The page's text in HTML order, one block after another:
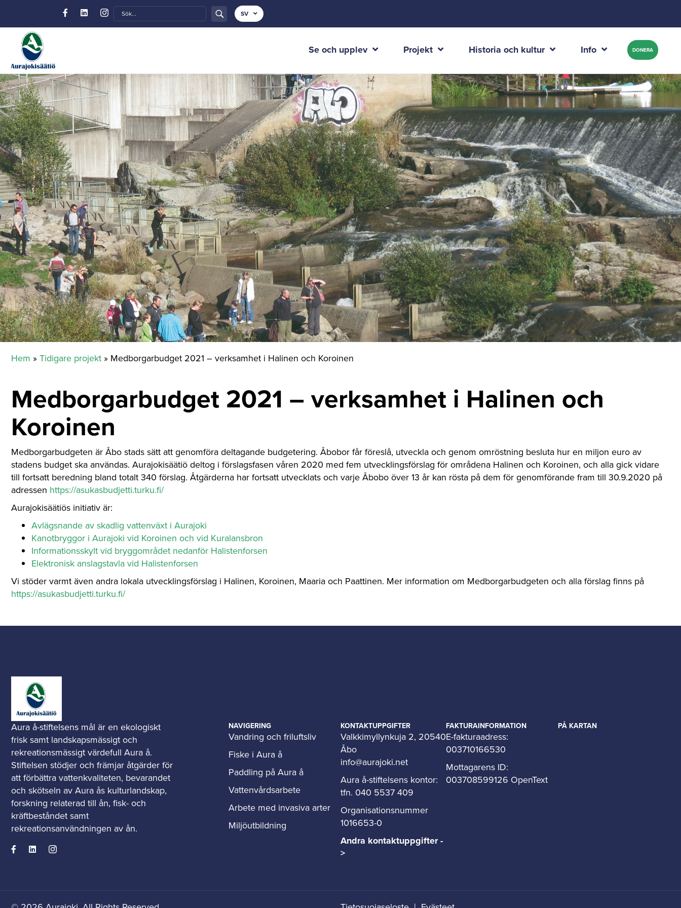
SV
Se och upplev Projekt Historia och kultur Info DONERA
Hem »Tidigare projekt» Medborgarbudget 2021 – verksamhet i Halinen och Koroinen
Medborgarbudget 2021 – verksamhet i Halinen och
Koroinen
Medborgarbudgeten är Åbo stads sätt att genomföra deltagande budgetering. Åbobor får föreslå, utveckla och genom omröstning besluta hur en miljon euro av
stadens budget ska användas. Aurajokisäätiö deltog i förslagsfasen våren 2020 med fem utvecklingsförslag för områdena Halinen och Koroinen, och alla gick vidare
till fortsatt beredning bland totalt 340 förslag. Åtgärderna har fortsatt utvecklats och varje Åbobo över 13 år kan rösta på dem för genomförande fram till 30.9.2020 på
adressen https://asukasbudjetti.turku.fi/
Aurajokisäätiös initiativ är:
Avlägsnande av skadlig vattenväxt i Aurajoki
Kanotbryggor i Aurajoki vid Koroinen och vid Kuralansbron
Informationsskylt vid bryggområdet nedanför Halistenforsen
Elektronisk anslagstavla vid Halistenforsen
Vi stöder varmt även andra lokala utvecklingsförslag i Halinen, Koroinen, Maaria och Paattinen. Mer information om Medborgarbudgeten och alla förslag finns på
https://asukasbudjetti.turku.fi/
Aura å-stiftelsens mål är en ekologiskt
frisk samt landskapsmässigt och
rekreationsmässigt värdefull Aura å.
Stiftelsen stödjer och främjar åtgärder för
att förbättra vattenkvaliteten, bevarandet
och skötseln av Aura ås kulturlandskap,
forskning relaterad till ån, fisk- och
kräftbeståndet samt
rekreationsanvändningen av ån.
NAVIGERING
Vandring och friluftsliv
Fiske i Aura å
Paddling på Aura å
Vattenvårdsarbete
Arbete med invasiva arter
Miljöutbildning
KONTAKTUPPGIFTER
Valkkimyllynkuja 2, 20540
Åbo
info@aurajoki.net
Aura å-stiftelsens kontor:
tfn. 040 5537 409
Organisationsnummer
1016653-0
Andra kontaktuppgifter -
>
FAKTURAINFORMATION
E-fakturaadress:
003710166530
Mottagarens ID:
003708599126 OpenText
PÅ KARTAN